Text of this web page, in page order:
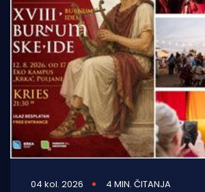
04 kol. 2026 4 MIN. ČITANJA